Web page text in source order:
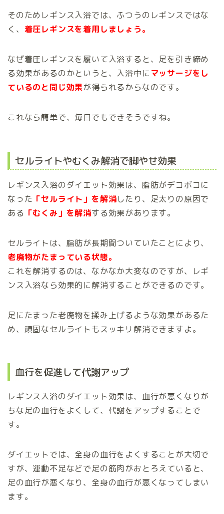
そのためレギンス入浴では、ふつうのレギンスではな
く、 着圧レギンスを着用しましょう。
なぜ着圧レギンスを履いて入浴すると、足を引き締め
る効果があるのかというと、入浴中に マッサージをし
ているのと同じ効果が得られるからなのです。
これなら簡単で、毎日でもできそうですね。
セルライトやむくみ解消で脚やせ効果
レギンス入浴のダイエット効果は、脂肪がデコボコに
なった 「セルライト」を解消したり、足太りの原因で
ある 「むくみ」を解消する効果があります。
セルライトは、脂肪が長期間ついていたことにより、
老廃物がたまっている状態。
これを解消するのは、なかなか大変なのですが、レギ
ンス入浴なら効果的に解消することができるのです。
足にたまった老廃物を揉み上げるような効果があるた
め、頑固なセルライトもスッキリ解消できますよ。
血行を促進して代謝アップ
レギンス入浴のダイエット効果は、血行が悪くなりが
ちな足の血行をよくして、代謝をアップすることで
す。
ダイエットでは、全身の血行をよくすることが大切で
すが、運動不足などで足の筋肉がおとろえていると、
足の血行が悪くなり、全身の血行が悪くなってしまい
ます。